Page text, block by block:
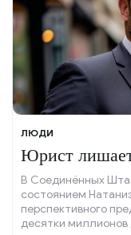
ЛЮДИ
Юрист
В Соединённых
состоянием
перспективного
десятки миллионов